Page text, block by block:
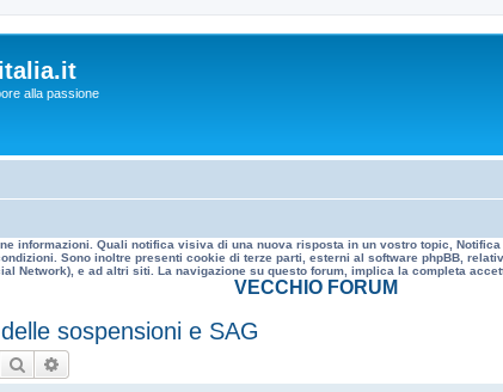
alla passione
informazioni. Quali notifica visiva di una nuova risposta in un vostro topic,
Sono inoltre presenti cookie di terze parti, esterni al software phpBB,
Network), e ad altri siti. La navigazione su questo forum, implica la completa
VECCHIO FORUM
sospensioni e SAG
Cerca